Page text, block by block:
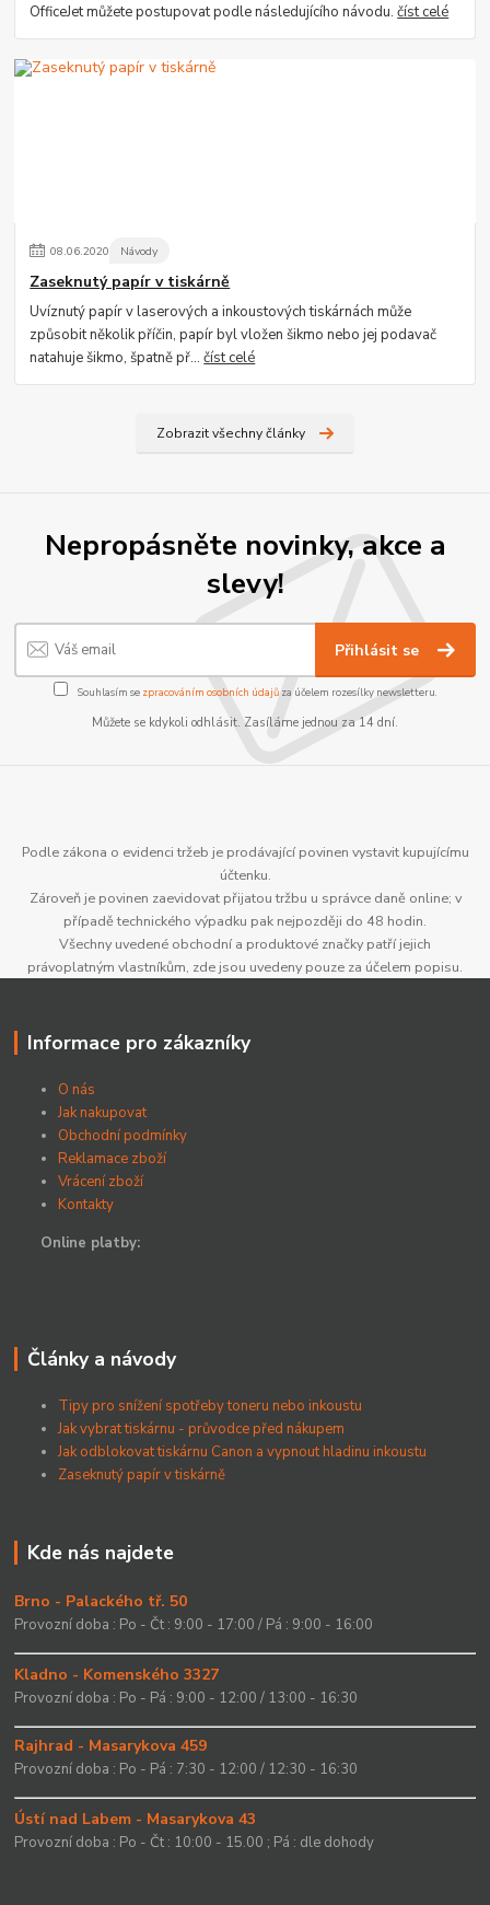
OfficeJet můžete postupovat podle následujícího návodu.číst celé
08.06.2020 Návody
Zaseknutý papír v tiskárně
Uvíznutý papír v laserových a inkoustových tiskárnách může
způsobit několik příčin, papír byl vložen šikmo nebo jej podavač
natahuje šikmo, špatně př...číst celé
Zobrazit všechny články
Nepropásněte novinky, akce a
slevy!
Přihlásit se
Souhlasím se zpracováním osobních údajůza účelem rozesílky newsletteru.
Můžete se kdykoli odhlásit. Zasíláme jednou za 14 dní.
Podle zákona o evidenci tržeb je prodávající povinen vystavit kupujícímu
účtenku.
Zároveň je povinen zaevidovat přijatou tržbu u správce daně online; v
případě technického výpadku pak nejpozději do 48 hodin.
Všechny uvedené obchodní a produktové značky patří jejich
právoplatným vlastníkům, zde jsou uvedeny pouze za účelem popisu.
Informace pro zákazníky
O nás
Jak nakupovat
Obchodní podmínky
Reklamace zboží
Vrácení zboží
Kontakty
Online platby:
Články a návody
Tipy pro snížení spotřeby toneru nebo inkoustu
Jak vybrat tiskárnu - průvodce před nákupem
Jak odblokovat tiskárnu Canon a vypnout hladinu inkoustu
Zaseknutý papír v tiskárně
Kde nás najdete
Brno - Palackého tř. 50
Provozní doba : Po - Čt : 9:00 - 17:00 / Pá : 9:00 - 16:00
Kladno - Komenského 3327
Provozní doba : Po - Pá : 9:00 - 12:00 / 13:00 - 16:30
Rajhrad - Masarykova 459
Provozní doba : Po - Pá : 7:30 - 12:00 / 12:30 - 16:30
Ústí nad Labem - Masarykova 43
Provozní doba : Po - Čt : 10:00 - 15.00 ; Pá : dle dohody